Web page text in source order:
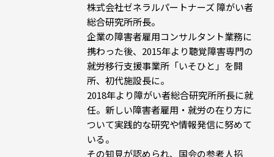
株式会社ゼネラルパートナーズ 障がい者
総合研究所所長。
企業の障害者雇用コンサルタント業務に
携わった後、2015年より聴覚障害専門の
就労移行支援事業所「いそひと」を開
所、初代施設長に。
2018年より障がい者総合研究所所長に就
任。新しい障害者雇用・就労の在り方に
ついて実践的な研究や情報発信に努めて
いる。
その知見が認められ、国会の参考人招